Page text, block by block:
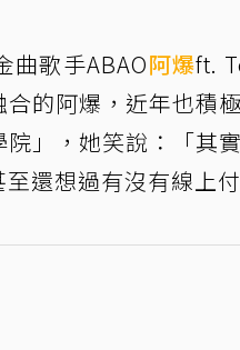
曲歌手ABAO阿爆ft.
的阿爆，近年也積
」，她笑說：「其
還想過有沒有線上付